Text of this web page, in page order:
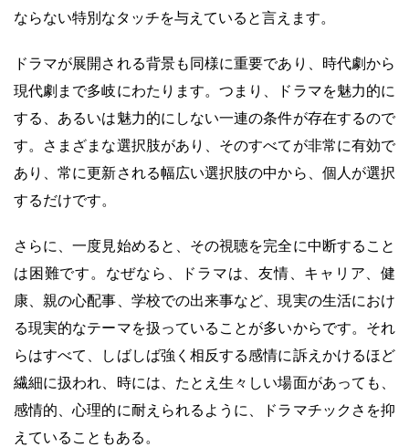
ならない特別なタッチを与えていると言えます。
ドラマが展開される背景も同様に重要であり、時代劇から
現代劇まで多岐にわたります。つまり、ドラマを魅力的に
する、あるいは魅力的にしない一連の条件が存在するので
す。さまざまな選択肢があり、そのすべてが非常に有効で
あり、常に更新される幅広い選択肢の中から、個人が選択
するだけです。
さらに、一度見始めると、その視聴を完全に中断すること
は困難です。なぜなら、ドラマは、友情、キャリア、健
康、親の心配事、学校での出来事など、現実の生活におけ
る現実的なテーマを扱っていることが多いからです。それ
らはすべて、しばしば強く相反する感情に訴えかけるほど
繊細に扱われ、時には、たとえ生々しい場面があっても、
感情的、心理的に耐えられるように、ドラマチックさを抑
えていることもある。